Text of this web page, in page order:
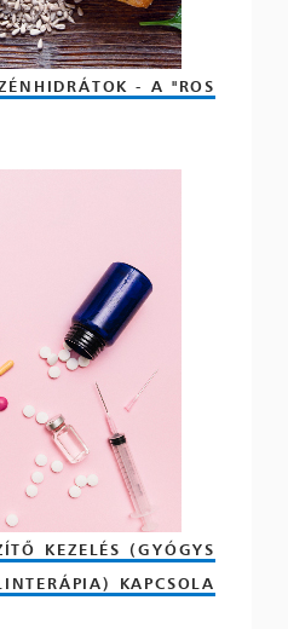
- A "ROS
KEZELÉS (GYÓGYS
KAPCSOLA